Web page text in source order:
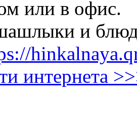
или в офис.
и
интернета